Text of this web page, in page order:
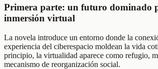
Primera parte: un futuro dominado
inmersión virtual
La novela introduce un entorno donde la
experiencia del ciberespacio moldean la vida
principio, la virtualidad aparece como refugio,
mecanismo de reorganización social.